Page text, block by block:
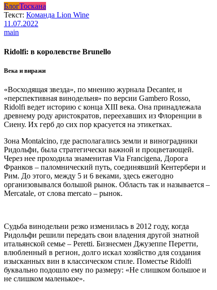
БлогТоскана
Текст: Команда Lion Wine
11.07.2022
main
Ridolfi: в королевстве Brunello
Века и виражи
«Восходящая звезда», по мнению журнала Decanter, и
«перспективная винодельня» по версии Gambero Rosso,
Ridolfi ведет историю с конца XIII века. Она принадлежала
древнему роду аристократов, переехавших из Флоренции в
Сиену. Их герб до сих пор красуется на этикетках.
Зона Montalcino, где располагались земли и виноградники
Ридольфи, была стратегически важной и процветающей.
Через нее проходила знаменитая Via Francigena, Дорога
Франков – паломнический путь, соединявший Кентербери и
Рим. До этого, между 5 и 6 веками, здесь ежегодно
организовывался большой рынок. Область так и называется –
Mercatale, от слова mercato – рынок.
Судьба винодельни резко изменилась в 2012 году, когда
Ридольфи решили передать свои владения другой знатной
итальянской семье – Peretti. Бизнесмен Джузеппе Перетти,
влюбленный в регион, долго искал хозяйство для создания
изысканных вин в классическом стиле. Поместье Ridolfi
буквально подошло ему по размеру: «Не слишком большое и
не слишком маленькое».